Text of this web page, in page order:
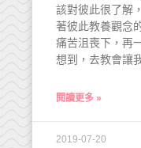
該對彼此很了解
著彼此教養觀念
痛苦沮喪下，再
想到，去教會讓
閱讀更多 »
2019-07-20